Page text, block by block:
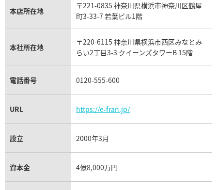
カルティエ買取
フランク ミュラー買取
リシャール・ミル買取
パネライ買取
チューダー（チュードル）買取
本店所在地
〒221-0835 神奈川県横浜市神奈川区鶴屋
町3-33-7 若葉ビル1階
本社所在地
〒220-6115 神奈川県横浜市西区みなとみ
らい2丁目3-3 クイーンズタワーB 15階
電話番号 0120-555-600
URL https://e-fran.jp/
設立 2000年3月
資本金 4億8,000万円